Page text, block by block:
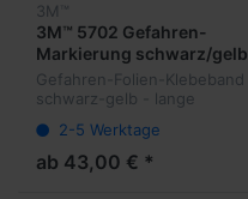
3M™
3M™ 5702 Gefahren-
Markierung schwarz/gelb
Gefahren-Folien-Klebeband
schwarz-gelb - lange
2-5 Werktage
ab 43,00 € *